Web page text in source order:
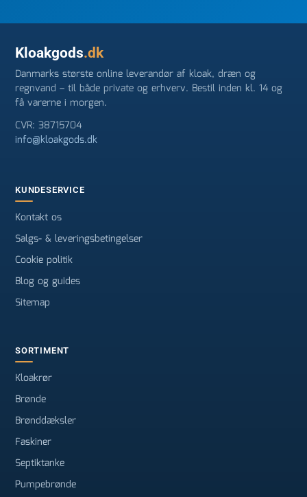
Kloakgods.dk
Danmarks største online leverandør af kloak, dræn og
regnvand – til både private og erhverv. Bestil inden kl. 14 og
få varerne i morgen.
CVR: 38715704
info@kloakgods.dk
KUNDESERVICE
Kontakt os
Salgs- & leveringsbetingelser
Cookie politik
Blog og guides
Sitemap
SORTIMENT
Kloakrør
Brønde
Brønddæksler
Faskiner
Septiktanke
Pumpebrønde